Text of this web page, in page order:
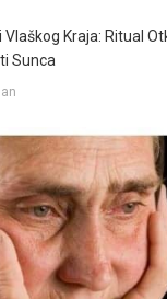
Kraja: Ritual
Sunca